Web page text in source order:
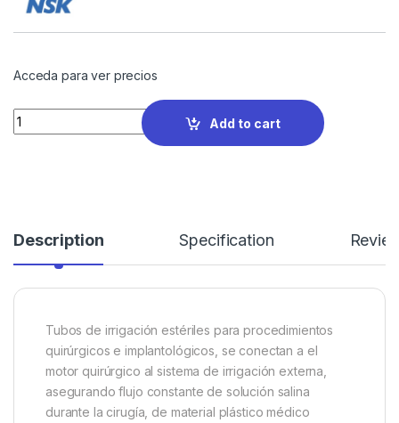
Acceda para ver precios
Quantity
Add to cart
Description Specification
Tubos de irrigación estériles para procedimientos
quirúrgicos e implantológicos, se conectan a el
motor quirúrgico al sistema de irrigación externa,
asegurando flujo constante de solución salina
durante la cirugía, de material plástico médico